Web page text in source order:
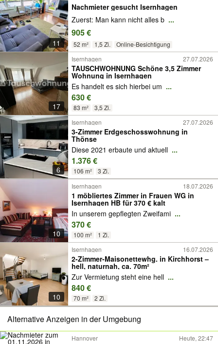
11
Nachmieter gesucht Isernhagen
Zuerst: Man kann nicht alles b ...
905 €
52 m² 1,5 Zi. Online-Besichtigung
17
Isernhagen 27.07.2026
TAUSCHWOHNUNG Schöne 3,5 Zimmer
Wohnung in Isernhagen
Es handelt es sich hierbei um ...
630 €
83 m² 3,5 Zi.
6
Isernhagen 27.07.2026
3-Zimmer Erdgeschosswohnung in
Thönse
Diese 2021 erbaute und aktuell ...
1.376 €
106 m² 3 Zi.
10
Isernhagen 18.07.2026
1 möbliertes Zimmer in Frauen WG in
Isernhagen HB für 370 € kalt
In unserem gepflegten Zweifami ...
370 €
100 m² 1 Zi.
10
Isernhagen 16.07.2026
2-Zimmer-Maisonettewhg. in Kirchhorst –
hell, naturnah, ca. 70m²
Zur Vermietung steht eine hell ...
840 €
70 m² 2 Zi.
Alternative Anzeigen in der Umgebung
Hannover Heute, 22:47